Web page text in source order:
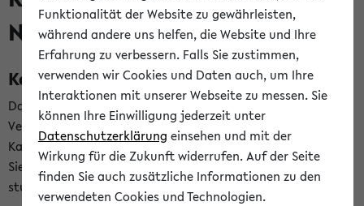
Newsfeeds
Kalenderintegration
Das eKVV bietet Ihnen die Möglichkeit,
Veranstaltungstermine in eine Vielzahl von
Kalenderanwendungen einzubinden. Auf diese Weise können
Sie einen gemeinsamen Überblick über Ihre privaten und
studienbezogenen Termine erhalten.
Funktionalität der Website zu gewährleisten,
während andere uns helfen, die Website und Ihre
Erfahrung zu verbessern. Falls Sie zustimmen,
verwenden wir Cookies und Daten auch, um Ihre
Interaktionen mit unserer Webseite zu messen. Sie
können Ihre Einwilligung jederzeit unter
Datenschutzerklärung einsehen und mit der
Wirkung für die Zukunft widerrufen. Auf der Seite
finden Sie auch zusätzliche Informationen zu den
verwendeten Cookies und Technologien.